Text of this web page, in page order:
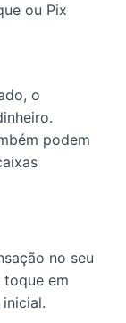
ou Pix
o
podem
no seu
toque em